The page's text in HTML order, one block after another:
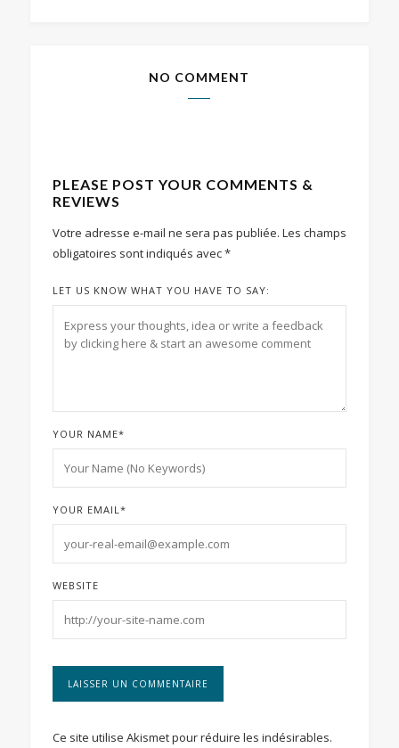
NO COMMENT
PLEASE POST YOUR COMMENTS &
REVIEWS
Votre adresse e-mail ne sera pas publiée. Les champs
obligatoires sont indiqués avec*
LET US KNOW WHAT YOU HAVE TO SAY:
YOUR NAME*
YOUR EMAIL *
WEBSITE
Ce site utilise Akismet pour réduire les indésirables.